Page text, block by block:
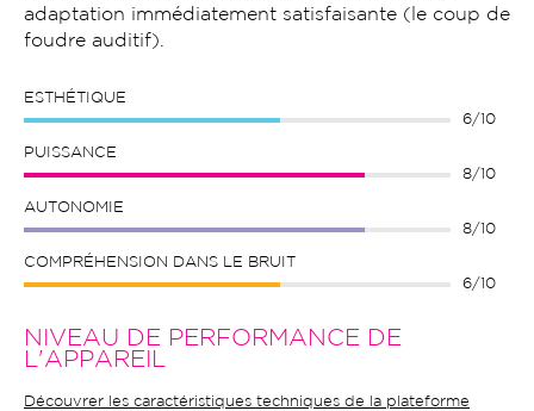
adaptation immédiatement satisfaisante (le coup de
foudre auditif).
ESTHÉTIQUE
6/10
PUISSANCE
8/10
AUTONOMIE
8/10
COMPRÉHENSION DANS LE BRUIT
6/10
NIVEAU DE PERFORMANCE DE
L'APPAREIL
Découvrer les caractéristiques techniques de la plateforme